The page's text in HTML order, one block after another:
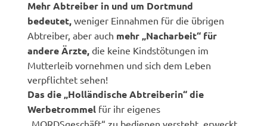
Mehr Abtreiber in und um Dortmund
bedeutet, weniger Einnahmen für die übrigen
Abtreiber, aber auch mehr „Nacharbeit“ für
andere Ärzte, die keine Kindstötungen im
Mutterleib vornehmen und sich dem Leben
verpflichtet sehen!
Das die „Holländische Abtreiberin“ die
Werbetrommel für ihr eigenes